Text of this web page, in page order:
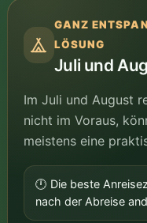
GANZ
LÖSUNG
Juli und
Im Juli und August
nicht im Voraus,
meistens eine
🕛 Die beste
nach der Abreise